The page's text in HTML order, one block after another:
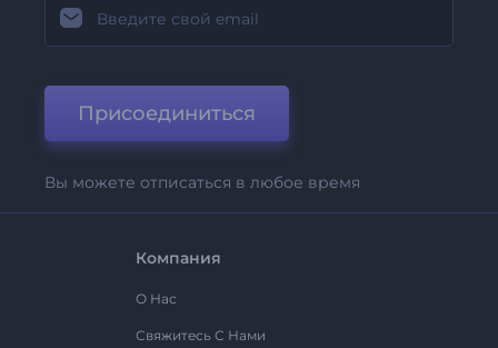
Присоединиться
Вы можете отписаться в любое время
Компания
О Нас
Свяжитесь С Нами